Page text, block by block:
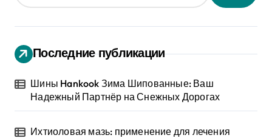
Последние публикации
Шины Hankook Зима Шипованные: Ваш
Надежный Партнёр на Снежных Дорогах
Ихтиоловая мазь: применение для лечения